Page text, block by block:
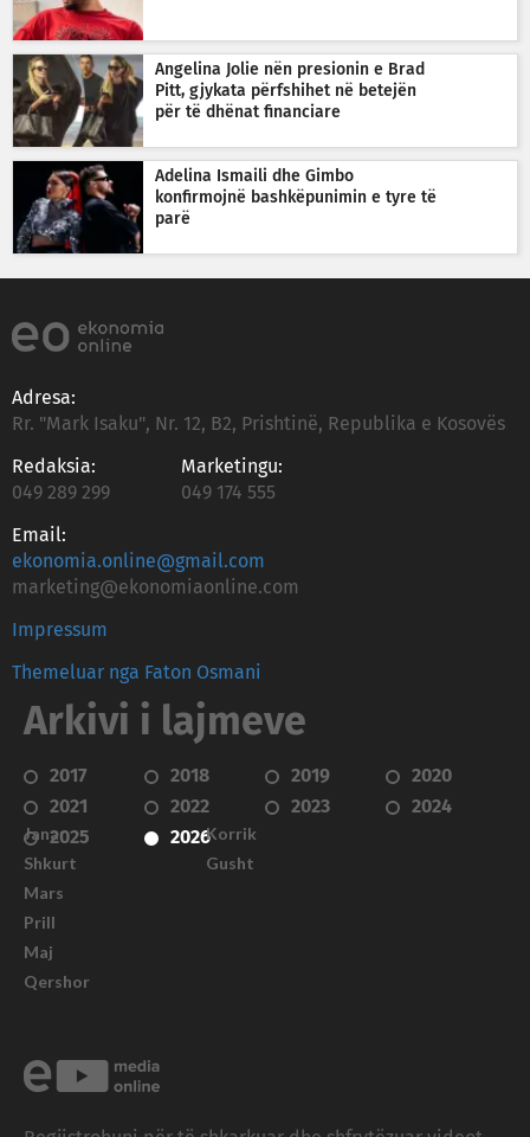
Angelina Jolie nën presionin e Brad
Pitt, gjykata përfshihet në betejën
për të dhënat financiare
Adelina Ismaili dhe Gimbo
konfirmojnë bashkëpunimin e tyre të
parë
Adresa:
Rr. "Mark Isaku", Nr. 12, B2, Prishtinë, Republika e Kosovës
Redaksia:
049 289 299
Marketingu:
049 174 555
Email:
ekonomia.online@gmail.com
marketing@ekonomiaonline.com
Impressum
Themeluar nga Faton Osmani
Arkivi i lajmeve
2017 2018 2019
2020
2021
2022 2023
2024
2025
2026
Janar
Shkurt
Mars
Prill
Maj
Qershor
Korrik
Gusht